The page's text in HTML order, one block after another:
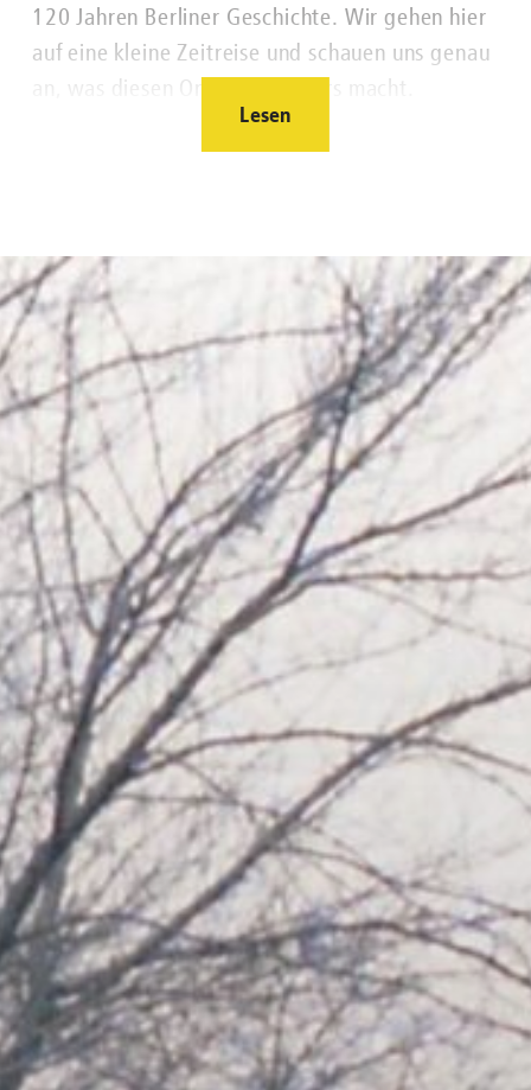
120 Jahren Berliner Geschichte. Wir gehen hier
auf eine kleine Zeitreise und schauen uns genau
an, was diesen Ort so besonders macht.
Lesen